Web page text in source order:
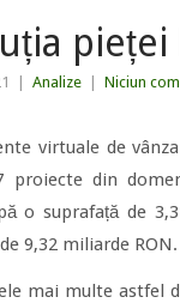
pieței
Analize Niciun
virtuale de
proiecte din
o suprafață de
9,32 miliarde RON.
mai multe astfel